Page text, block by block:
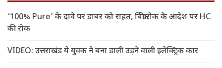
‘100% Pure’ के दावे पर डाबर को राहत, बिक्री रोक के आदेश पर HC
की रोक
VIDEO: उत्तराखंड ये युवक ने बना डाली उड़ने वाली इलेक्ट्रिक कार